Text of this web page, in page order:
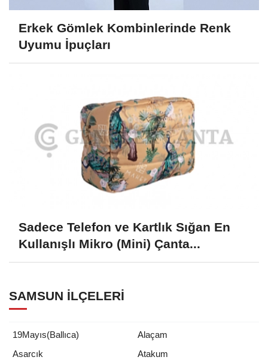
Erkek Gömlek Kombinlerinde Renk
Uyumu İpuçları
Sadece Telefon ve Kartlık Sığan En
Kullanışlı Mikro (Mini) Çanta...
SAMSUN İLÇELERI
19Mayıs(Ballıca)
Alaçam
Asarcık
Atakum